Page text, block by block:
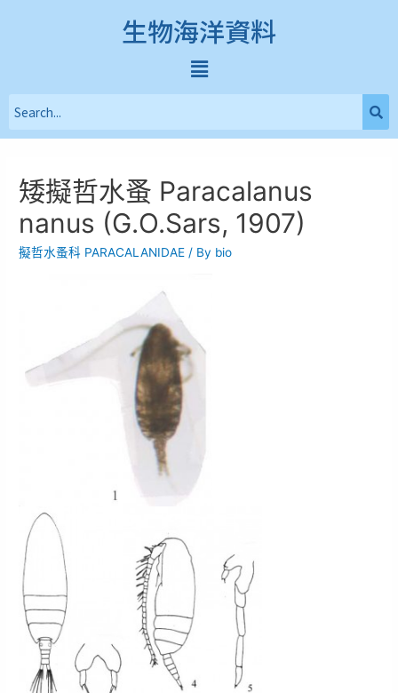
生物海洋資料
矮擬哲水蚤 Paracalanus
nanus (G.O.Sars, 1907)
擬哲水蚤科 PARACALANIDAE / By bio